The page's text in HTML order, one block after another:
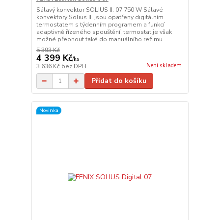
Sálavý konvektor SOLIUS II. 07 750 W Sálavé
konvektory Solius II. jsou opatřeny digitálním
termostatem s týdenním programem a funkcí
adaptivně řízeného spouštění, termostat je však
možné přepnout také do manuálního režimu.
5 393 Kč
4 399 Kč/ks
3 636 Kč bez DPH Není skladem
Přidat do košíku
Novinka